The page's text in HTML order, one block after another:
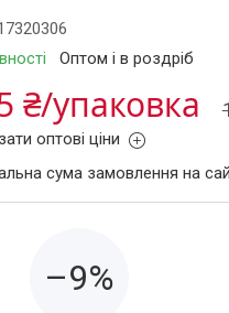
Оптом і в роздріб
₴/упаковка
оптові ціни
сума замовлення на
–9%